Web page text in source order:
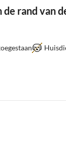
rand van